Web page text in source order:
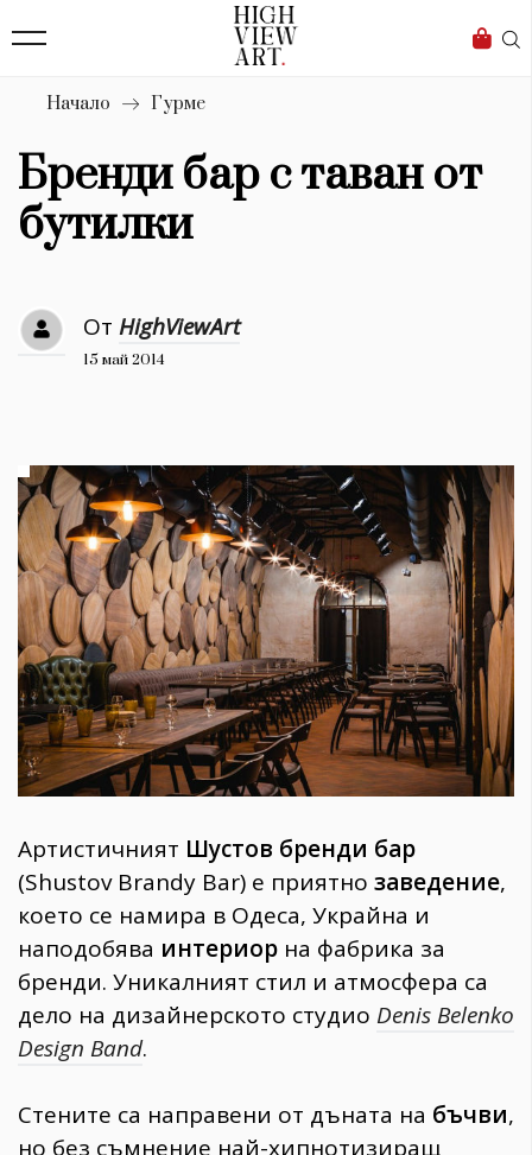
Бизнес
Мода
Dialogue
Изкуство
4340
Красота
777
Книги 1188
30+ 1970
Гурме 1710
Пътувай
237
Здраве 389
Gentlemen
382
Wellness
1817
ПОСЛЕДВАЙТЕ
НИ
Начало Гурме
Бренди бар с таван от
бутилки
От HighViewArt
15 май 2014
Артистичният Шустов бренди бар
(Shustov Brandy Bar) е приятно заведение,
което се намира в Одеса, Украйна и
наподобява интериор на фабрика за
бренди. Уникалният стил и атмосфера са
дело на дизайнерското студио Denis Belenko
Design Band.
Стените са направени от дъната на бъчви,
но без съмнение най-хипнотизиращ